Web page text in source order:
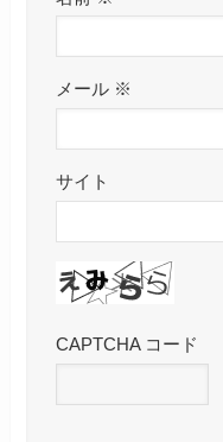
メール ※
サイト
CAPTCHA コード